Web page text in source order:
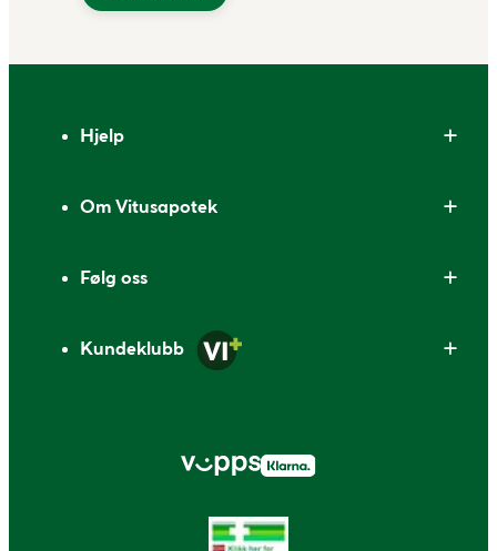
Hjelp
Om Vitusapotek
Følg oss
Kundeklubb